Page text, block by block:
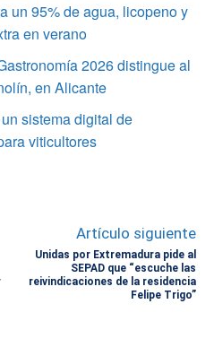
un 95% de agua, licopeno y
en verano
2026 distingue al
en Alicante
sistema digital de
viticultores
Artículo siguiente
Unidas por Extremadura pide al
SEPAD que “escuche las
reivindicaciones de la residencia
Felipe Trigo”